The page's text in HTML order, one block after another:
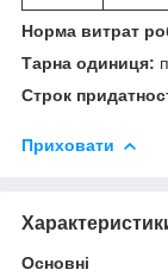
Норма витрат
Тарна одиниця:
Строк
Приховати
Основні